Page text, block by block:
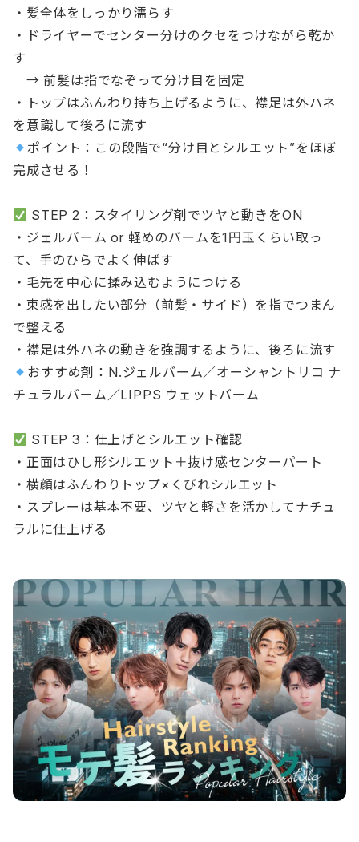
・髪全体をしっかり濡らす
・ドライヤーでセンター分けのクセをつけながら乾か
す
→ 前髪は指でなぞって分け目を固定
・トップはふんわり持ち上げるように、襟足は外ハネ
を意識して後ろに流す
ポイント：この段階で“分け目とシルエット”をほぼ
完成させる！
STEP 2：スタイリング剤でツヤと動きをON
・ジェルバーム or 軽めのバームを1円玉くらい取っ
て、手のひらでよく伸ばす
・毛先を中心に揉み込むようにつける
・束感を出したい部分（前髪・サイド）を指でつまん
で整える
・襟足は外ハネの動きを強調するように、後ろに流す
おすすめ剤：N.ジェルバーム／オーシャントリコ ナ
チュラルバーム／LIPPS ウェットバーム
STEP 3：仕上げとシルエット確認
・正面はひし形シルエット＋抜け感センターパート
・横顔はふんわりトップ×くびれシルエット
・スプレーは基本不要、ツヤと軽さを活かしてナチュ
ラルに仕上げる